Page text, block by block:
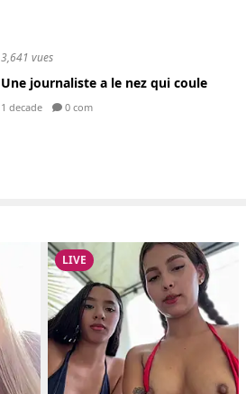
3,641 vues
Une journaliste a le nez qui coule
1 decade 0 com